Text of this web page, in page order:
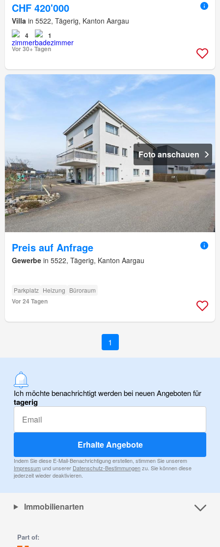
CHF 420'000
Villa in 5522, Tägerig, Kanton Aargau
4
1
Vor 30+ Tagen
Foto anschauen
Preis auf Anfrage
Gewerbe in 5522, Tägerig, Kanton Aargau
Parkplatz Heizung Büroraum
Vor 24 Tagen
1
Ich möchte benachrichtigt werden bei neuen Angeboten für
tagerig
Erhalte Angebote
Indem Sie diese E-Mail-Benachrichtigung erstellen, stimmen Sie unserem
Impressumund unserer Datenschutz-Bestimmungenzu. Sie können diese
jederzeit wieder deaktivieren.
Immobilienarten
Part of: